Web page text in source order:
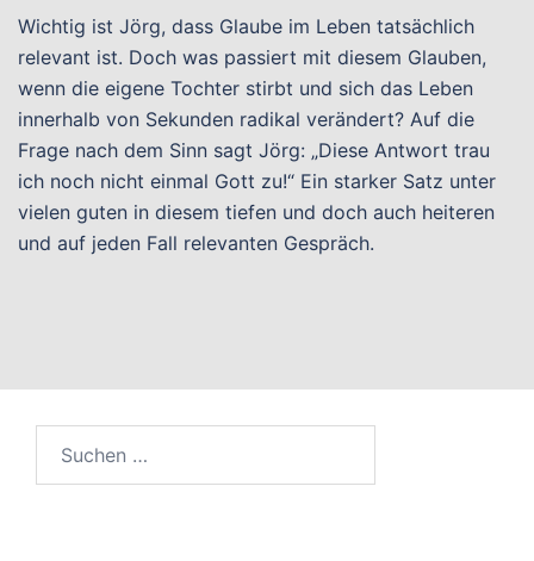
Wichtig ist Jörg, dass Glaube im Leben tatsächlich
relevant ist. Doch was passiert mit diesem Glauben,
wenn die eigene Tochter stirbt und sich das Leben
innerhalb von Sekunden radikal verändert? Auf die
Frage nach dem Sinn sagt Jörg: „Diese Antwort trau
ich noch nicht einmal Gott zu!“ Ein starker Satz unter
vielen guten in diesem tiefen und doch auch heiteren
und auf jeden Fall relevanten Gespräch.